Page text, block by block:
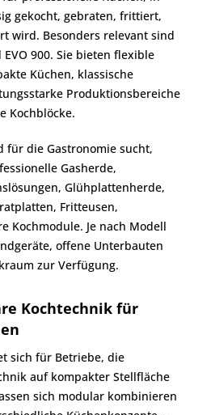
gekocht, gebraten, frittiert,
wird. Besonders relevant sind
900. Sie bieten flexible
Küchen, klassische
Produktionsbereiche
Kochblöcke.
für die Gastronomie sucht,
Gasherde,
Glühplattenherde,
Fritteusen,
Kochmodule. Je nach Modell
offene Unterbauten
zur Verfügung.
Kochtechnik für
sich für Betriebe, die
auf kompakter Stellfläche
sich modular kombinieren